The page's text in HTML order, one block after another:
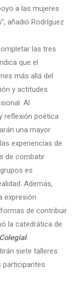
a las mujeres
añadió Rodríguez
las tres
que el
más allá del
y actitudes
Al
reflexión poética
una mayor
experiencias de
de combatir
es
Además,
expresión
de contribuir
la catedrática de
.
siete talleres
participantes